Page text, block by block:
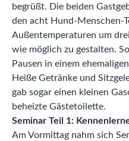
begrüßt. Die beiden
den acht Hund-Menschen-
Außentemperaturen um
wie möglich zu gestalten.
Pausen in einem
Heiße Getränke und
gab sogar einen kleinen
beheizte Gästetoilette.
Seminar Teil 1:
Am Vormittag nahm sich